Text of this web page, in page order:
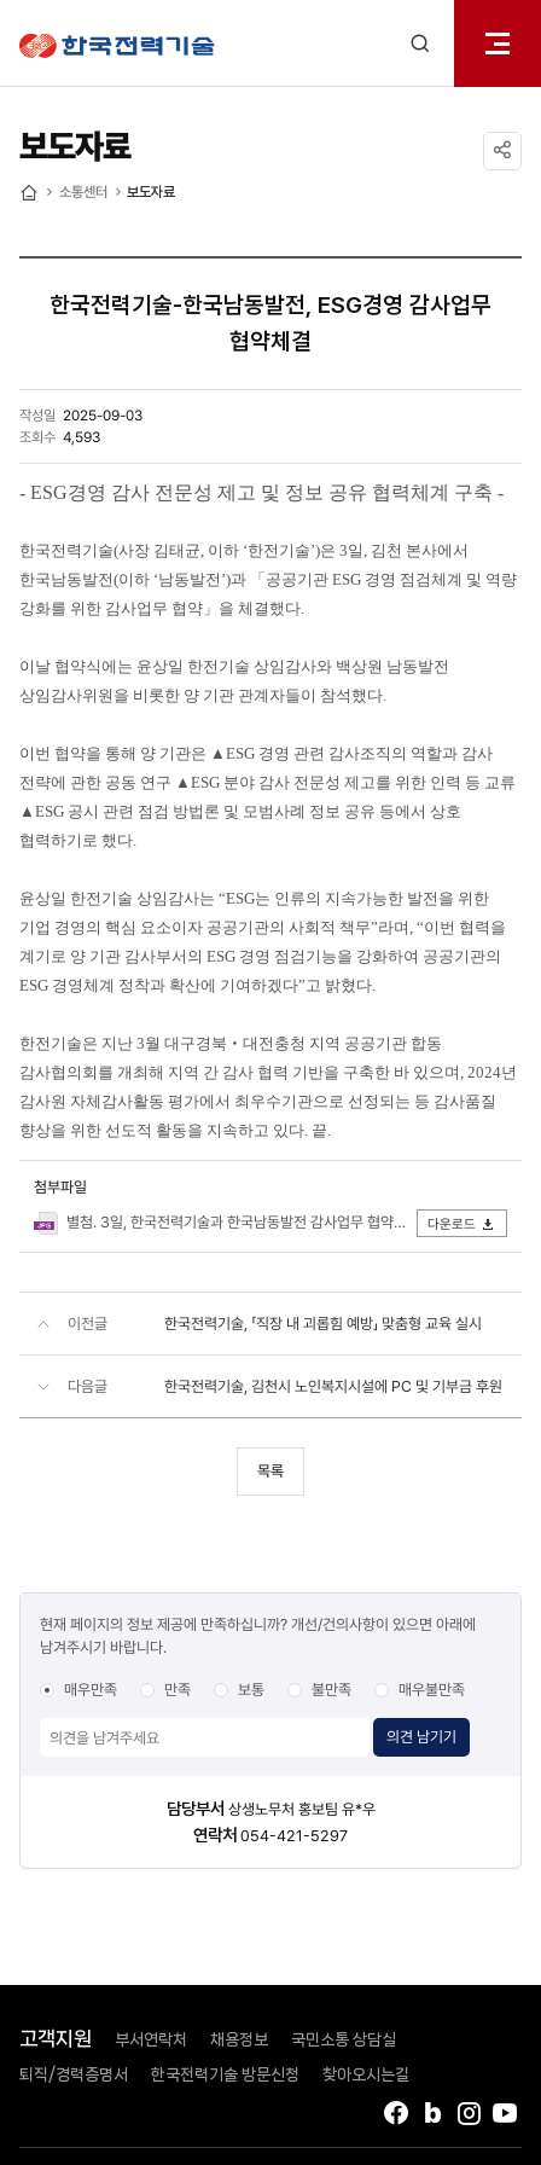
열기
보도자료
소통센터 보도자료
한국전력기술-한국남동발전, ESG경영 감사업무
협약체결
작성일 2025-09-03
조회수 4,593
- ESG경영 감사 전문성 제고 및 정보 공유 협력체계 구축 -
한국전력기술(사장 김태균, 이하 ‘한전기술’)은 3일, 김천 본사에서
한국남동발전(이하 ‘남동발전’)과 「공공기관 ESG 경영 점검체계 및 역량
강화를 위한 감사업무 협약」을 체결했다.
이날 협약식에는 윤상일 한전기술 상임감사와 백상원 남동발전
상임감사위원을 비롯한 양 기관 관계자들이 참석했다.
이번 협약을 통해 양 기관은 ▲ESG 경영 관련 감사조직의 역할과 감사
전략에 관한 공동 연구 ▲ESG 분야 감사 전문성 제고를 위한 인력 등 교류
▲ESG 공시 관련 점검 방법론 및 모범사례 정보 공유 등에서 상호
협력하기로 했다.
윤상일 한전기술 상임감사는 “ESG는 인류의 지속가능한 발전을 위한
기업 경영의 핵심 요소이자 공공기관의 사회적 책무”라며, “이번 협력을
계기로 양 기관 감사부서의 ESG 경영 점검기능을 강화하여 공공기관의
ESG 경영체계 정착과 확산에 기여하겠다”고 밝혔다.
한전기술은 지난 3월 대구경북‧대전충청 지역 공공기관 합동
감사협의회를 개최해 지역 간 감사 협력 기반을 구축한 바 있으며, 2024년
감사원 자체감사활동 평가에서 최우수기관으로 선정되는 등 감사품질
향상을 위한 선도적 활동을 지속하고 있다. 끝.
첨부파일
별첨. 3일, 한국전력기술과 한국남동발전 감사업무 협약체결식에서 참석자들이 기념촬영을 하고 있다(사진 오른쪽에서 다섯번째 한전기술 윤상일.JPG
다운로드
이전글 한국전력기술, 「직장 내 괴롭힘 예방」 맞춤형 교육 실시
다음글 한국전력기술, 김천시 노인복지시설에 PC 및 기부금 후원
목록
만족도
조사
현재 페이지의 정보 제공에 만족하십니까? 개선/건의사항이 있으면 아래에
남겨주시기 바랍니다.
매우만족 만족 보통 불만족 매우불만족
의견 남기기
담당부서 상생노무처 홍보팀 유*우
연락처 054-421-5297
고객지원 부서연락처 채용정보 국민소통 상담실
퇴직/경력증명서 한국전력기술 방문신청 찾아오시는길